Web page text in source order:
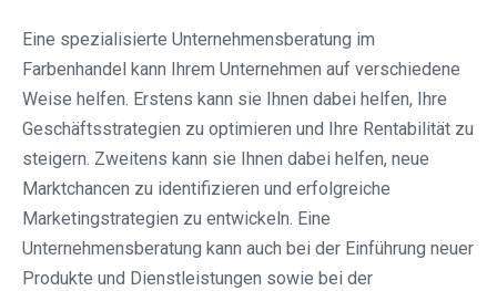
Eine spezialisierte Unternehmensberatung im
Farbenhandel kann Ihrem Unternehmen auf verschiedene
Weise helfen. Erstens kann sie Ihnen dabei helfen, Ihre
Geschäftsstrategien zu optimieren und Ihre Rentabilität zu
steigern. Zweitens kann sie Ihnen dabei helfen, neue
Marktchancen zu identifizieren und erfolgreiche
Marketingstrategien zu entwickeln. Eine
Unternehmensberatung kann auch bei der Einführung neuer
Produkte und Dienstleistungen sowie bei der